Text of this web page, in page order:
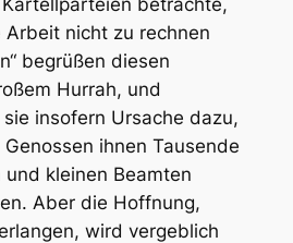
Arbeit nicht zu rechnen
begrüßen diesen
Hurrah, und
insofern Ursache dazu,
ihnen Tausende
kleinen Beamten
Aber die Hoffnung,
wird vergeblich